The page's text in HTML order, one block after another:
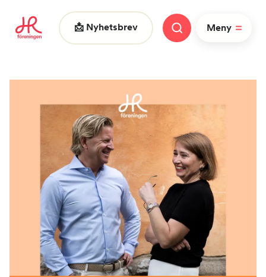
📩 Nyhetsbrev Meny
FAQ Nyheter Nätverk
HR dagarna